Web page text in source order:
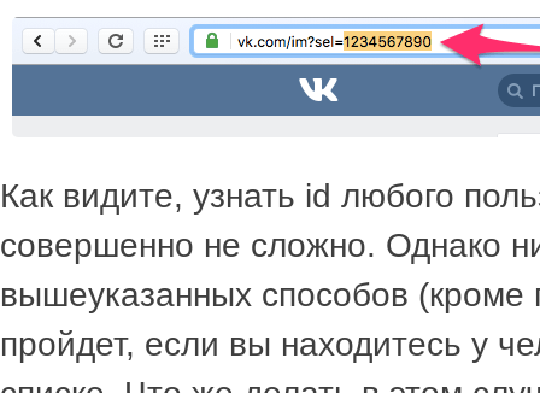
Как видите, узнать id любого
совершенно не сложно. Однако
вышеуказанных способов (кроме
пройдет, если вы находитесь у